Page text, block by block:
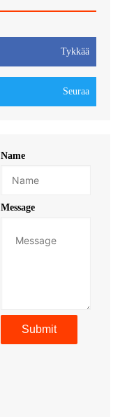
Tykkää
Seuraa
Name
Message